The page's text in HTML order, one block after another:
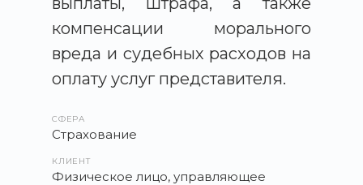
компенсации морального
вреда и судебных расходов на
оплату услуг представителя.
СФЕРА
Страхование
КЛИЕНТ
Физическое лицо, управляющее